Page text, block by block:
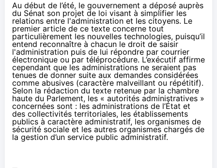
Au début de l’été, le gouvernement a déposé auprès
du Sénat son projet de loi visant à simplifier les
relations entre l'administration et les citoyens. Le
premier article de ce texte concerne tout
particulièrement les nouvelles technologies, puisqu’il
entend reconnaître à chacun le droit de saisir
l'administration puis de lui répondre par courrier
électronique ou par téléprocédure. L’exécutif affirme
cependant que les administrations ne seraient pas
tenues de donner suite aux demandes considérées
comme abusives (caractère malveillant ou répétitif).
Selon la rédaction du texte retenue par la chambre
haute du Parlement, les « autorités administratives »
concernées sont : les administrations de l’État et
des collectivités territoriales, les établissements
publics à caractère administratif, les organismes de
sécurité sociale et les autres organismes chargés de
la gestion d’un service public administratif.